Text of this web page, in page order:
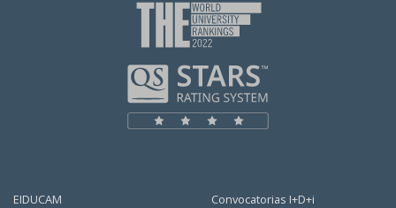
EIDUCAM
Convocatorias I+D+i